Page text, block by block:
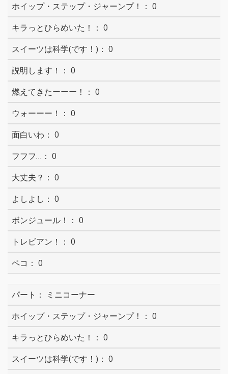
0
0
0
0
0
0
0
0
0
0
0
0
0
ミニコーナー
0
0
0